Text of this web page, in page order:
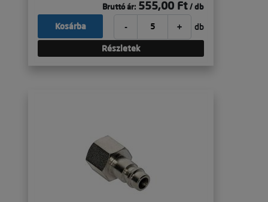
Bruttó ár: 555,00 Ft / db
- + db
Kosárba
Részletek